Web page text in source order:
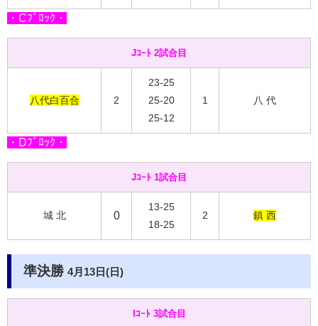
・Cﾌﾞﾛｯｸ・
Jｺｰﾄ 2試合目
八代白百合 2
23-25
25-20
25-12
1 八 代
・Dﾌﾞﾛｯｸ・
Jｺｰﾄ 1試合目
城 北 0
13-25
18-25
2 鎮 西
準決勝 4月13日(日)
Iｺｰﾄ 3試合目